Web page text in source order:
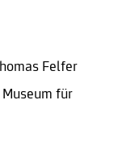
Felfer
für